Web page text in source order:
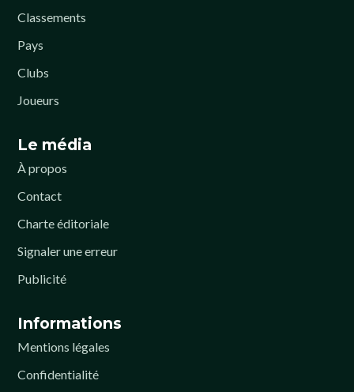
Classements
Pays
Clubs
Joueurs
Le média
À propos
Contact
Charte éditoriale
Signaler une erreur
Publicité
Informations
Mentions légales
Confidentialité